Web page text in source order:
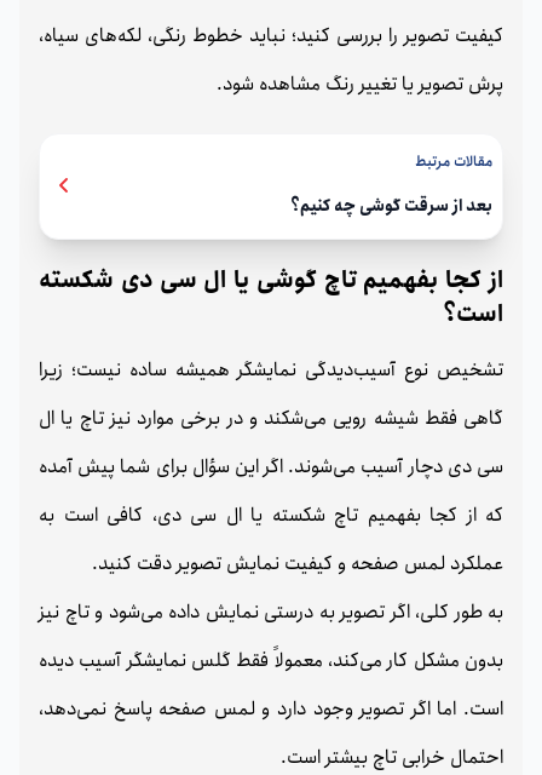
کیفیت تصویر را بررسی کنید؛ نباید خطوط رنگی، لکه‌های سیاه،
پرش تصویر یا تغییر رنگ مشاهده شود.
مقالات مرتبط
بعد از سرقت گوشی چه کنیم؟
از کجا بفهمیم تاچ گوشی یا ال سی دی شکسته
است؟
تشخیص نوع آسیب‌دیدگی نمایشگر همیشه ساده نیست؛ زیرا
گاهی فقط شیشه رویی می‌شکند و در برخی موارد نیز تاچ یا ال
سی دی دچار آسیب می‌شوند. اگر این سؤال برای شما پیش آمده
که از کجا بفهمیم تاچ شکسته یا ال سی دی، کافی است به
عملکرد لمس صفحه و کیفیت نمایش تصویر دقت کنید.
به طور کلی، اگر تصویر به درستی نمایش داده می‌شود و تاچ نیز
بدون مشکل کار می‌کند، معمولاً فقط گلس نمایشگر آسیب دیده
است. اما اگر تصویر وجود دارد و لمس صفحه پاسخ نمی‌دهد،
احتمال خرابی تاچ بیشتر است.